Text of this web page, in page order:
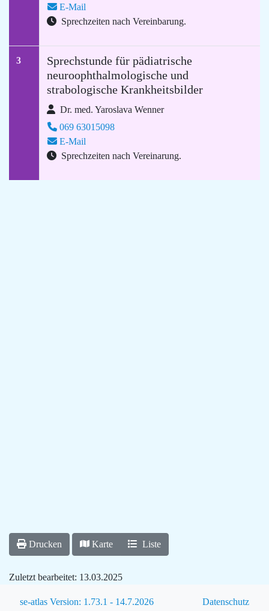
E-Mail
Sprechzeiten nach Vereinbarung.
3
Sprechstunde für pädiatrische
neuroophthalmologische und
strabologische Krankheitsbilder
Dr. med. Yaroslava Wenner
069 63015098
E-Mail
Sprechzeiten nach Vereinarung.
Drucken Karte Liste
Zuletzt bearbeitet: 13.03.2025
se-atlas Version: 1.73.1 - 14.7.2026 Datenschutz